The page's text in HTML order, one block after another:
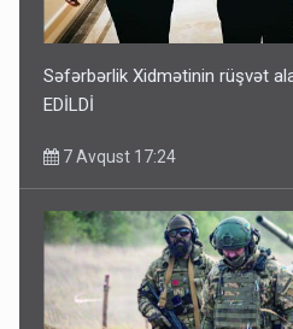
Səfərbərlik Xidmətinin rüşvət
EDİLDİ
7 Avqust 17:24